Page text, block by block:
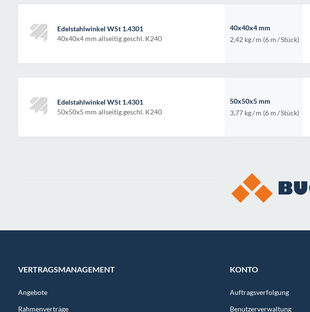
Edelstahlwinkel WSt 1.4301
40x40x4 mm allseitig geschl. K240
40x40x4 mm
2,42 kg/m (6 m/Stück)
Edelstahlwinkel WSt 1.4301
50x50x5 mm allseitig geschl. K240
50x50x5 mm
3,77 kg/m (6 m/Stück)
VERTRAGSMANAGEMENT
Angebote
Rahmenverträge
KONTO
Auftragsverfolgung
Benutzerverwaltung